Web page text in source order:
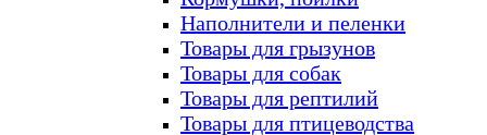
Наполнители и пеленки
Товары для грызунов
Товары для собак
Товары для рептилий
Товары для птицеводства